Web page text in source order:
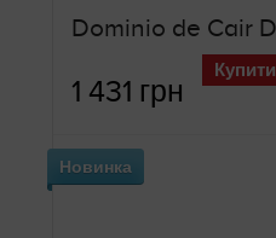
1 431 грн
Купити
Новинка